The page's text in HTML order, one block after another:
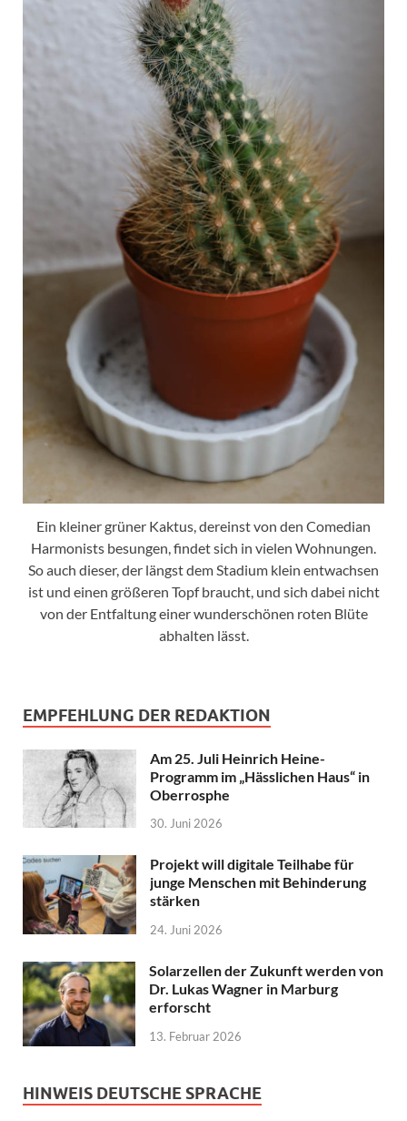
Ein kleiner grüner Kaktus, dereinst von den Comedian
Harmonists besungen, findet sich in vielen Wohnungen.
So auch dieser, der längst dem Stadium klein entwachsen
ist und einen größeren Topf braucht, und sich dabei nicht
von der Entfaltung einer wunderschönen roten Blüte
abhalten lässt.
EMPFEHLUNG DER REDAKTION
Am 25. Juli Heinrich Heine-
Programm im „Hässlichen Haus“ in
Oberrosphe
30. Juni 2026
Projekt will digitale Teilhabe für
junge Menschen mit Behinderung
stärken
24. Juni 2026
Solarzellen der Zukunft werden von
Dr. Lukas Wagner in Marburg
erforscht
13. Februar 2026
HINWEIS DEUTSCHE SPRACHE